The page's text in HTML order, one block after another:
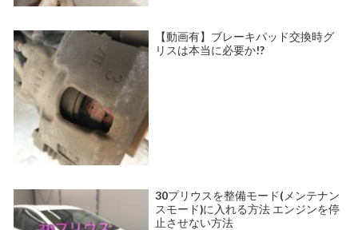
【動画有】ブレーキパッド交換時グ
リスは本当に必要か!?
30プリウスを整備モード(メンテナン
スモード)に入れる方法 エンジンを停
止させない方法